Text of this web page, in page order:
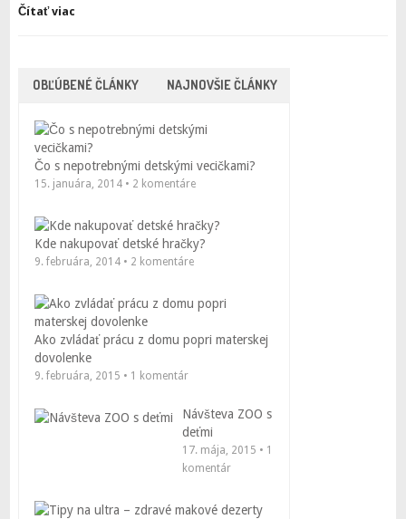
Čítať viac
OBĽÚBENÉ ČLÁNKY NAJNOVŠIE ČLÁNKY
Čo s nepotrebnými detskými vecičkami?
15. januára, 2014 • 2 komentáre
Kde nakupovať detské hračky?
9. februára, 2014 • 2 komentáre
Ako zvládať prácu z domu popri materskej
dovolenke
9. februára, 2015 • 1 komentár
Návšteva ZOO s
deťmi
17. mája, 2015 • 1
komentár